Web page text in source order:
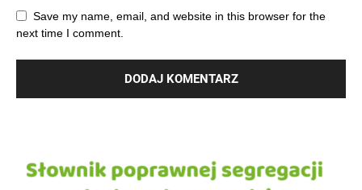
Save my name, email, and website in this browser for the
next time I comment.